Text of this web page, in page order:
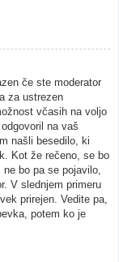
če ste moderator
za ustrezen
včasih na voljo
na vaš
našli besedilo, ki
Kot že rečeno, se bo
ne bo pa se pojavilo,
V slednjem primeru
prirejen. Vedite pa,
potem ko je